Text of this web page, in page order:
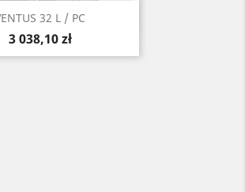
32 L / PC
Cena
3 038,10 zł
Szybki podgląd